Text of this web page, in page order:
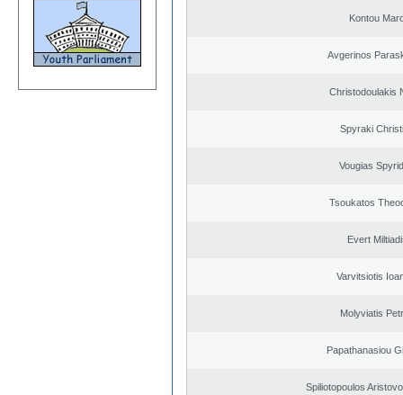
Kontou
Avgerinos
Christodoulakis
Spyraki
Vougias
Tsoukatos
Evert
Varvitsiotis
Molyviatis
Papathanasiou
Spiliotopoulos